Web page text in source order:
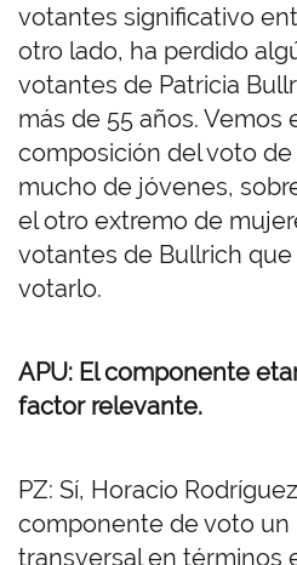
votantes significativo
otro lado, ha perdido
votantes de Patricia
más de 55 años. Vemos
composición del voto
mucho de jóvenes,
el otro extremo de
votantes de Bullrich
votarlo.
APU: El componente
factor relevante.
PZ: Sí, Horacio
componente de voto un
transversal en términos